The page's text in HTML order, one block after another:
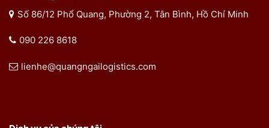
Số 86/12 Phổ Quang, Phường 2, Tân Bình, Hồ Chí Minh
090 226 8618
lienhe@quangngailogistics.com